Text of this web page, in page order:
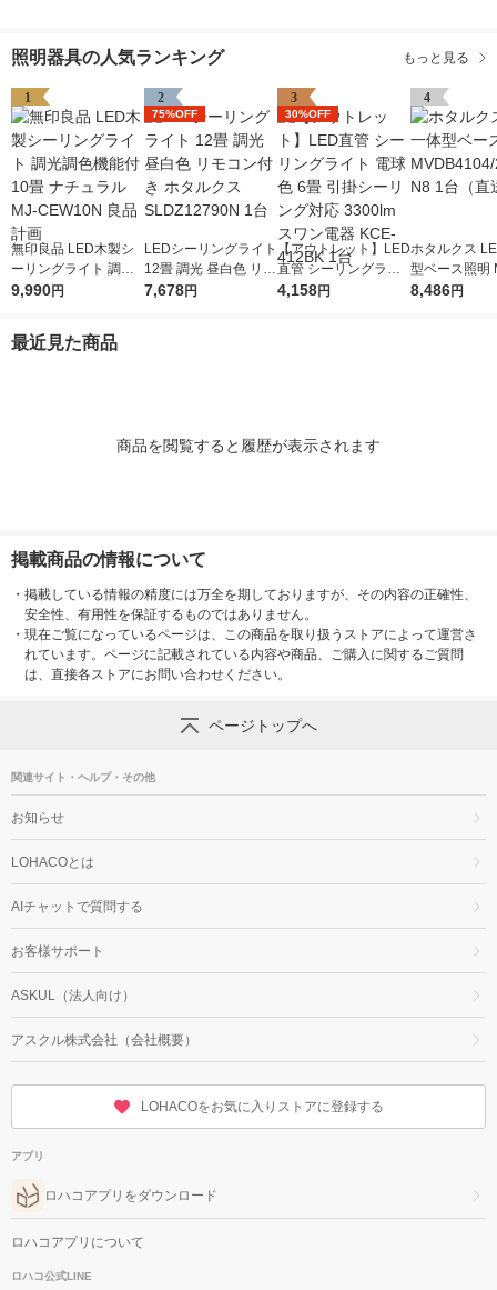
照明器具の人気ランキング もっと見る
1
無印良品 LED木製シ
ーリングライト 調光
調色機能付 10畳 ナチ
9,990円
2
75%OFF
LEDシーリングライト
12畳 調光 昼白色 リモ
コン付き ホタルクス
7,678円
3
30%OFF
【アウトレット】LED
直管 シーリングライ
ト 電球色 6畳 引掛シ
4,158円
4
ホタルクス
型ベース照明
104/25N5-N8
8,486円
最近見た商品
商品を閲覧すると履歴が表示されます
掲載商品の情報について
・ 掲載している情報の精度には万全を期しておりますが、その内容の正確性、
安全性、有用性を保証するものではありません。
・ 現在ご覧になっているページは、この商品を取り扱うストアによって運営さ
れています。ページに記載されている内容や商品、ご購入に関するご質問
は、直接各ストアにお問い合わせください。
ページトップへ
関連サイト・ヘルプ・その他
お知らせ
LOHACOとは
AIチャットで質問する
お客様サポート
ASKUL（法人向け）
アスクル株式会社（会社概要）
LOHACOをお気に入りストアに登録する
アプリ
ロハコアプリをダウンロード
ロハコアプリについて
ロハコ公式LINE